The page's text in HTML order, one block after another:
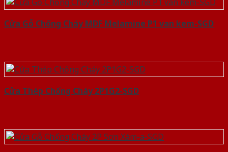
Cửa Gỗ Chống Cháy MDF Melamine P1 van kem-SGD
Cửa Thép Chống Cháy 2P1G2-SGD